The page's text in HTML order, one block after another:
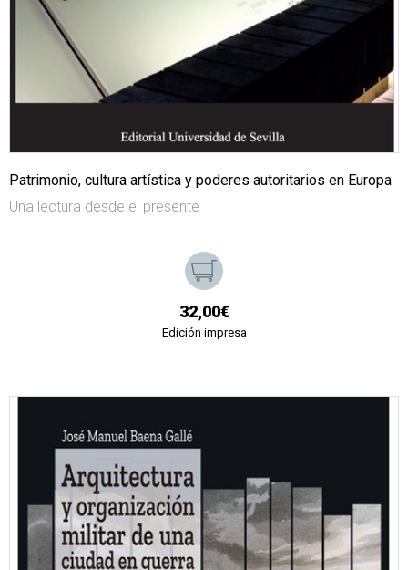
Patrimonio, cultura artística y poderes autoritarios en Europa
Una lectura desde el presente
32,00€
Edición impresa